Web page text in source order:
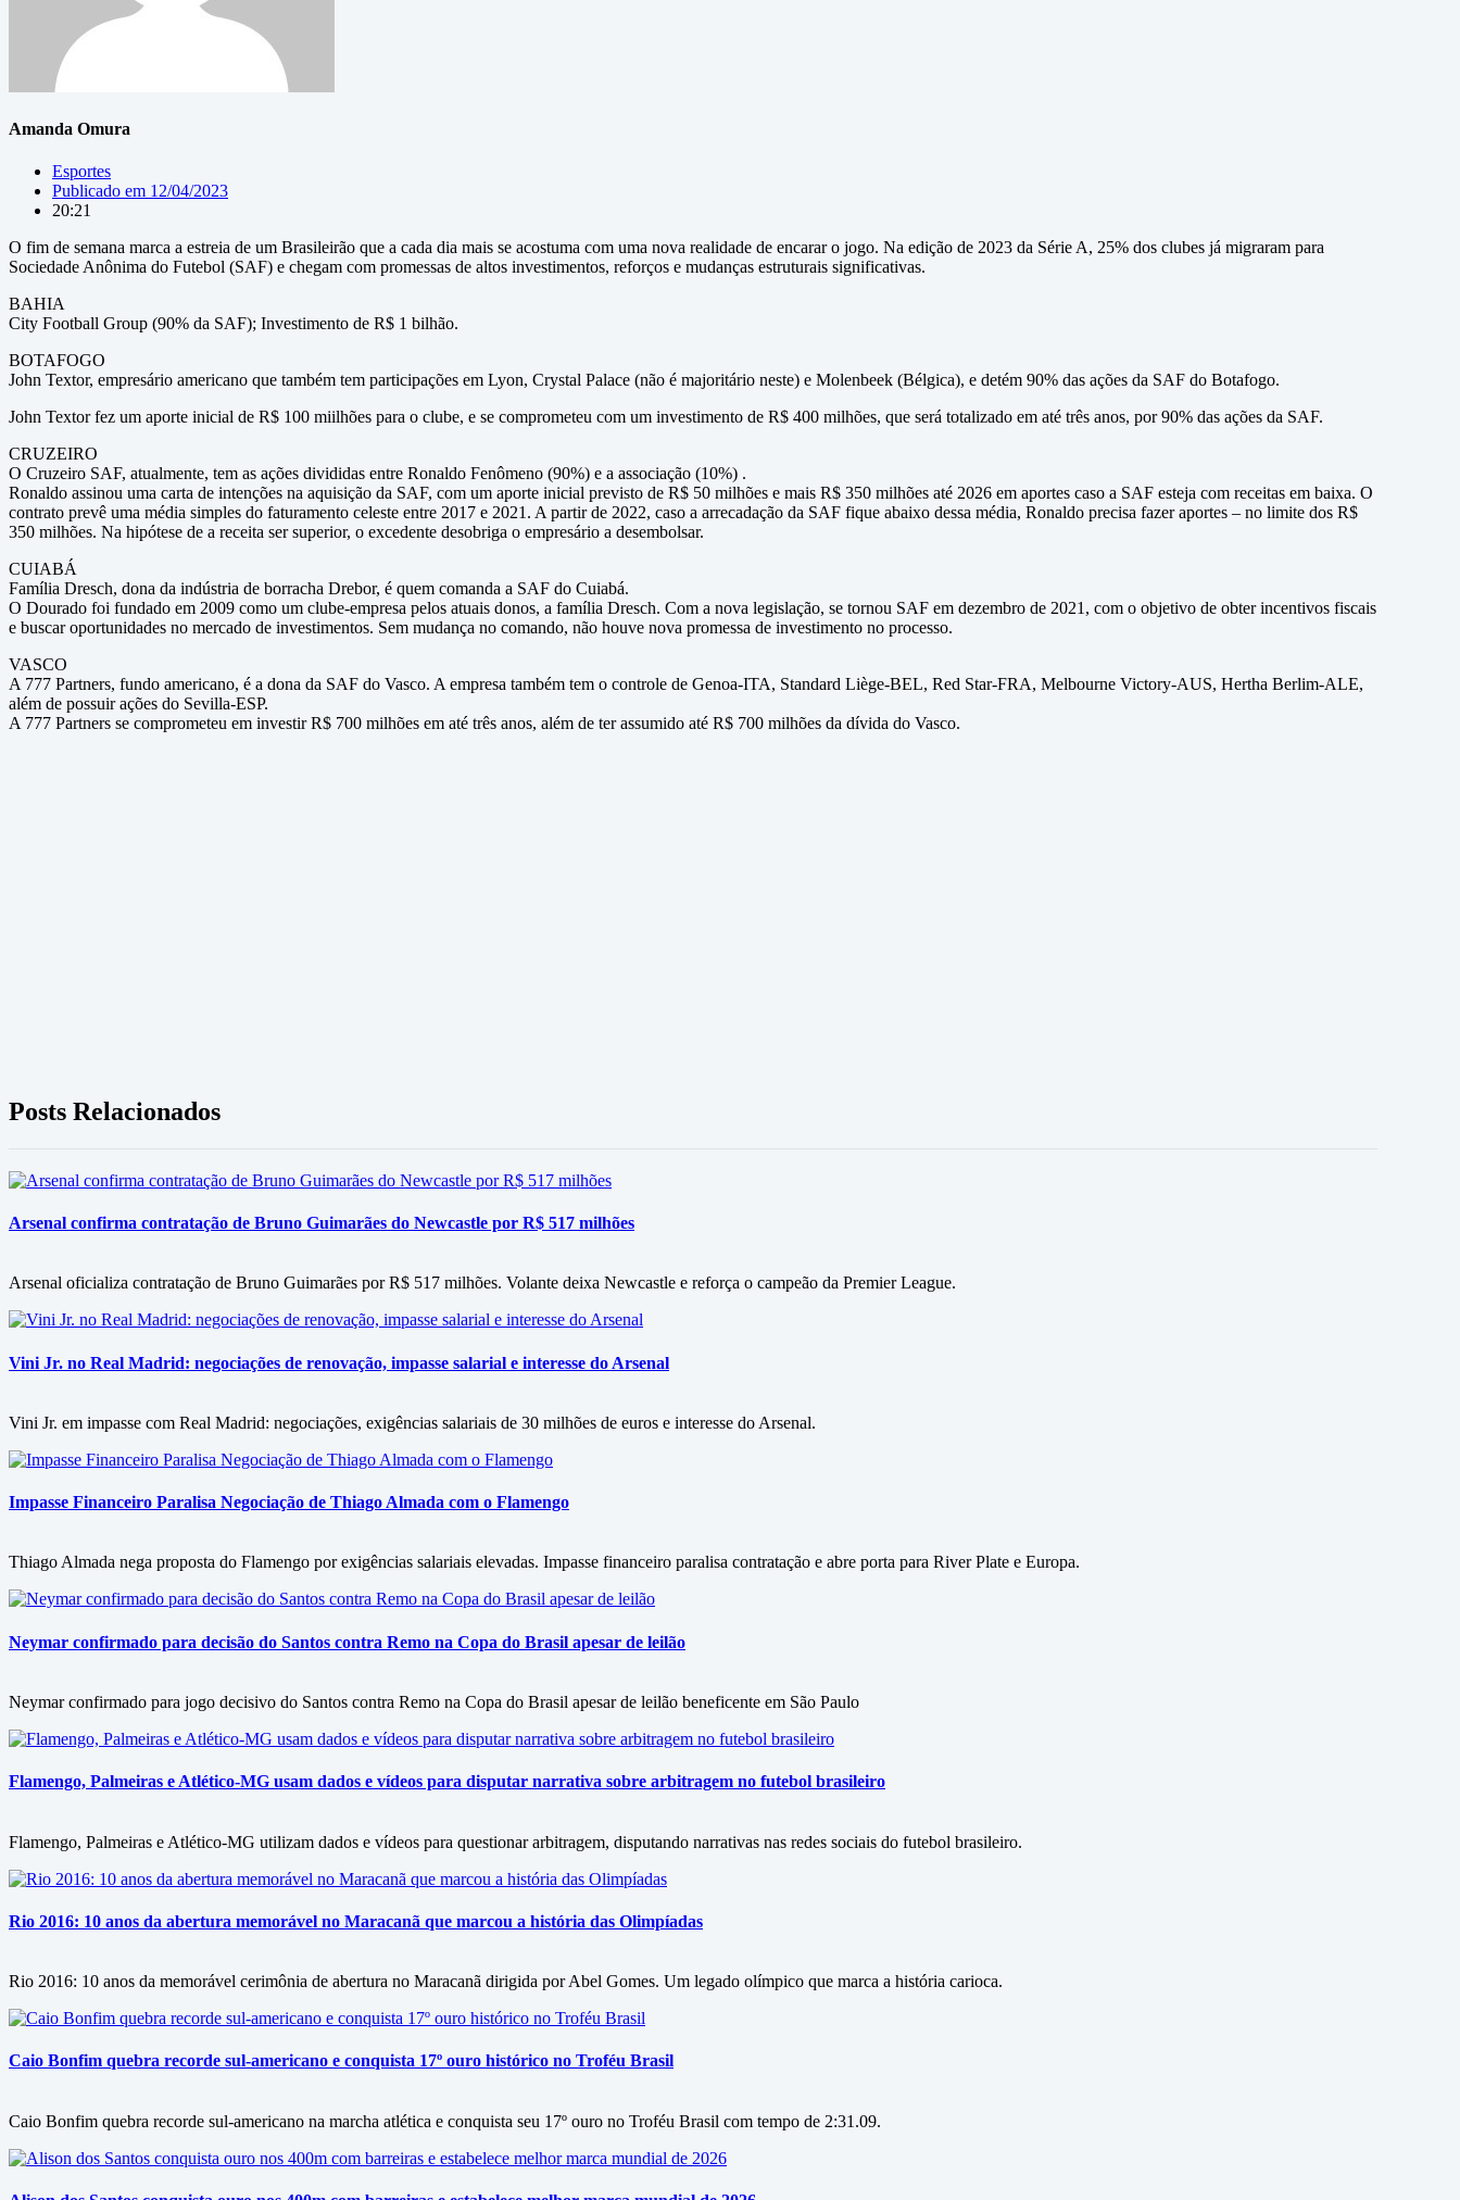
Amanda Omura
Esportes
Publicado em 12/04/2023
20:21
O fim de semana marca a estreia de um Brasileirão que a cada dia mais se acostuma com uma nova realidade de encarar o jogo. Na edição de 2023 da Série A, 25% dos clubes já migraram para
Sociedade Anônima do Futebol (SAF) e chegam com promessas de altos investimentos, reforços e mudanças estruturais significativas.
BAHIA
City Football Group (90% da SAF); Investimento de R$ 1 bilhão.
BOTAFOGO
John Textor, empresário americano que também tem participações em Lyon, Crystal Palace (não é majoritário neste) e Molenbeek (Bélgica), e detém 90% das ações da SAF do Botafogo.
John Textor fez um aporte inicial de R$ 100 miilhões para o clube, e se comprometeu com um investimento de R$ 400 milhões, que será totalizado em até três anos, por 90% das ações da SAF.
CRUZEIRO
O Cruzeiro SAF, atualmente, tem as ações divididas entre Ronaldo Fenômeno (90%) e a associação (10%) .
Ronaldo assinou uma carta de intenções na aquisição da SAF, com um aporte inicial previsto de R$ 50 milhões e mais R$ 350 milhões até 2026 em aportes caso a SAF esteja com receitas em baixa. O
contrato prevê uma média simples do faturamento celeste entre 2017 e 2021. A partir de 2022, caso a arrecadação da SAF fique abaixo dessa média, Ronaldo precisa fazer aportes – no limite dos R$
350 milhões. Na hipótese de a receita ser superior, o excedente desobriga o empresário a desembolsar.
CUIABÁ
Família Dresch, dona da indústria de borracha Drebor, é quem comanda a SAF do Cuiabá.
O Dourado foi fundado em 2009 como um clube-empresa pelos atuais donos, a família Dresch. Com a nova legislação, se tornou SAF em dezembro de 2021, com o objetivo de obter incentivos fiscais
e buscar oportunidades no mercado de investimentos. Sem mudança no comando, não houve nova promessa de investimento no processo.
VASCO
A 777 Partners, fundo americano, é a dona da SAF do Vasco. A empresa também tem o controle de Genoa-ITA, Standard Liège-BEL, Red Star-FRA, Melbourne Victory-AUS, Hertha Berlim-ALE,
além de possuir ações do Sevilla-ESP.
A 777 Partners se comprometeu em investir R$ 700 milhões em até três anos, além de ter assumido até R$ 700 milhões da dívida do Vasco.
Posts Relacionados
Arsenal confirma contratação de Bruno Guimarães do Newcastle por R$ 517 milhões
Arsenal oficializa contratação de Bruno Guimarães por R$ 517 milhões. Volante deixa Newcastle e reforça o campeão da Premier League.
Vini Jr. no Real Madrid: negociações de renovação, impasse salarial e interesse do Arsenal
Vini Jr. em impasse com Real Madrid: negociações, exigências salariais de 30 milhões de euros e interesse do Arsenal.
Impasse Financeiro Paralisa Negociação de Thiago Almada com o Flamengo
Thiago Almada nega proposta do Flamengo por exigências salariais elevadas. Impasse financeiro paralisa contratação e abre porta para River Plate e Europa.
Neymar confirmado para decisão do Santos contra Remo na Copa do Brasil apesar de leilão
Neymar confirmado para jogo decisivo do Santos contra Remo na Copa do Brasil apesar de leilão beneficente em São Paulo
Flamengo, Palmeiras e Atlético-MG usam dados e vídeos para disputar narrativa sobre arbitragem no futebol brasileiro
Flamengo, Palmeiras e Atlético-MG utilizam dados e vídeos para questionar arbitragem, disputando narrativas nas redes sociais do futebol brasileiro.
Rio 2016: 10 anos da abertura memorável no Maracanã que marcou a história das Olimpíadas
Rio 2016: 10 anos da memorável cerimônia de abertura no Maracanã dirigida por Abel Gomes. Um legado olímpico que marca a história carioca.
Caio Bonfim quebra recorde sul-americano e conquista 17º ouro histórico no Troféu Brasil
Caio Bonfim quebra recorde sul-americano na marcha atlética e conquista seu 17º ouro no Troféu Brasil com tempo de 2:31.09.